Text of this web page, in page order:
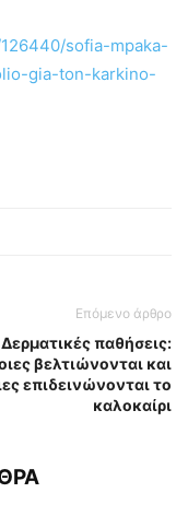
sofia-mpaka-
gia-ton-karkino-
Επόμενο άρθρο
Δερματικές παθήσεις:
βελτιώνονται και
επιδεινώνονται το
καλοκαίρι